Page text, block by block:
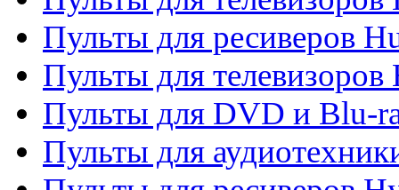
Пульты для ресиверов
Пульты для
Пульты для DVD и Blu-
Пульты для